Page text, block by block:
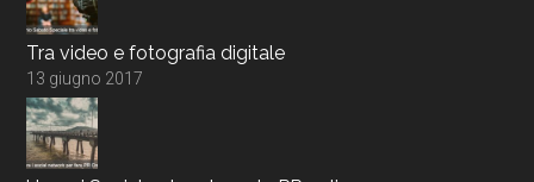
Tra video e fotografia digitale
13 giugno 2017